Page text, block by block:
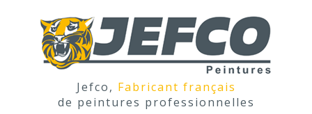
Jefco, Fabricant français
de peintures professionnelles